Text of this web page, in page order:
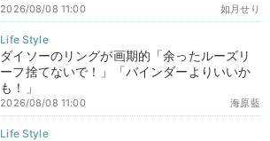
如月せり
2026/08/08 11:00
ダイソーのリングが画期的「余ったルーズリ
ーフ捨てないで！」「バインダーよりいいか
も！」
海原藍
2026/08/08 11:00